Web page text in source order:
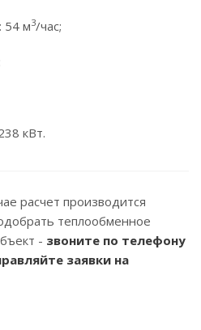
: 54 м3/час;
кВт.
расчет производится
теплообменное
- звоните по телефону
заявки на